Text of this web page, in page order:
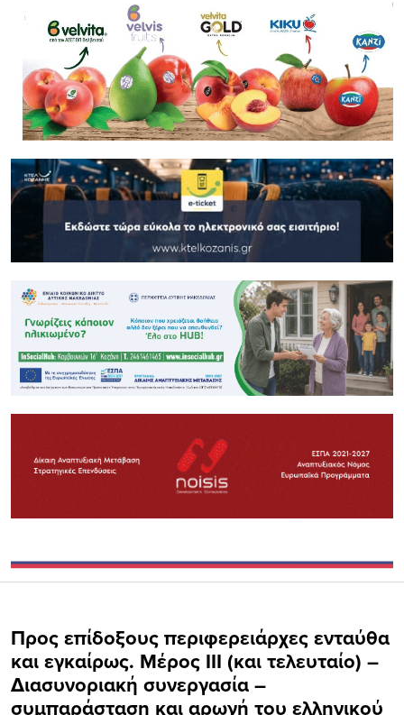
Προς επίδοξους περιφερειάρχες ενταύθα
και εγκαίρως. Μέρος ΙΙΙ (και τελευταίο) –
Διασυνοριακή συνεργασία –
συμπαράσταση και αρωγή του ελληνικού